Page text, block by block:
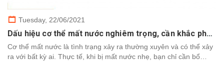
Tuesday, 22/06/2021
Dấu hiệu cơ thể mất nước nghiêm trọng, cần khắc phục nhanh chóng
Cơ thể mất nước là tình trạng xảy ra thường xuyên và có thể xảy
ra với bất kỳ ai. Thực tế, khi bị mất nước nhẹ, bạn chỉ cần bổ